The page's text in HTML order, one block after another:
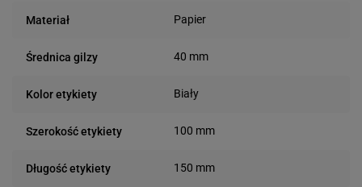
Materiał Papier
Średnica gilzy 40 mm
Kolor etykiety Biały
Szerokość etykiety 100 mm
Długość etykiety 150 mm